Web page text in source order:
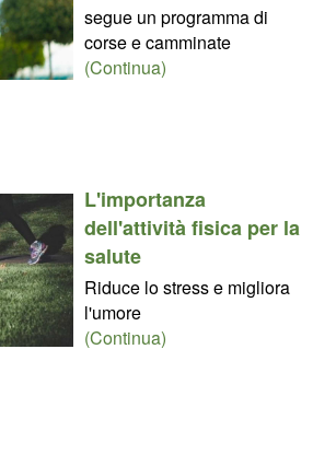
segue un programma di
corse e camminate
(Continua)
L'importanza
dell'attività fisica per la
salute
Riduce lo stress e migliora
l'umore
(Continua)